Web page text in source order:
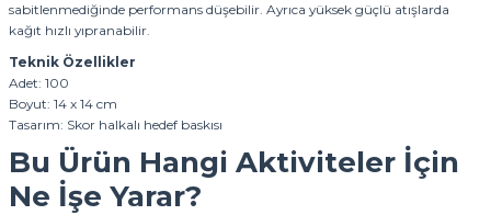
sabitlenmediğinde performans düşebilir. Ayrıca yüksek güçlü atışlarda
kağıt hızlı yıpranabilir.
Teknik Özellikler
Adet: 100
Boyut: 14 x 14 cm
Tasarım: Skor halkalı hedef baskısı
Bu Ürün Hangi Aktiviteler İçin
Ne İşe Yarar?